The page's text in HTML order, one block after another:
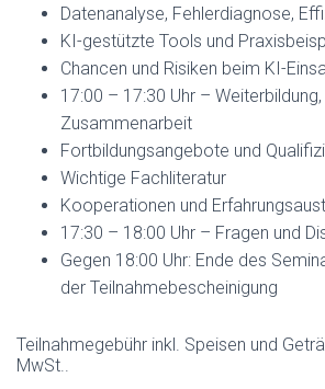
Datenanalyse, Fehlerdiagnose,
KI-gestützte Tools und
Chancen und Risiken beim KI-
17:00 – 17:30 Uhr –
Zusammenarbeit
Fortbildungsangebote und
Wichtige Fachliteratur
Kooperationen und
17:30 – 18:00 Uhr – Fragen und
Gegen 18:00 Uhr: Ende des
der Teilnahmebescheinigung
Teilnahmegebühr inkl. Speisen und
MwSt..